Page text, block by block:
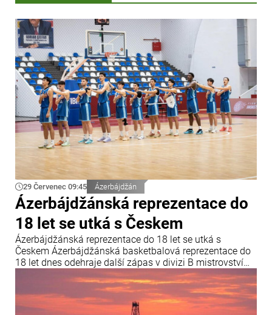
29 Červenec 09:45 Ázerbájdžán
Ázerbájdžánská reprezentace do
18 let se utká s Českem
Ázerbájdžánská reprezentace do 18 let se utká s
Českem Ázerbájdžánská basketbalová reprezentace do
18 let dnes odehraje další zápas v divizi B mistrovství
Evropy FIBA. V závěrečném kole skupiny B se
ázerbájdžánský tým utká s reprezentací České republiky.
Utkání se odehraje v chorvatské Opatiji a začne ve 18:00
středoevropského letního času.